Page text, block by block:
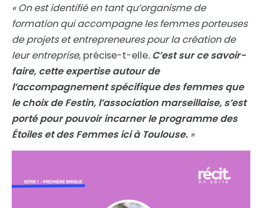
« On est identifié en tant qu’organisme de
formation qui accompagne les femmes porteuses
de projets et entrepreneures pour la création de
leur entreprise, précise-t-elle. C’est sur ce savoir-
faire, cette expertise autour de
l’accompagnement spécifique des femmes que
le choix de Festin, l’association marseillaise, s’est
porté pour pouvoir incarner le programme des
Étoiles et des Femmes ici à Toulouse. »